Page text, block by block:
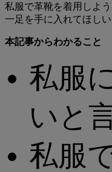
私服で革靴を着用しよ
一足を手に入れてほしい
本記事からわかること
私服
いと
私服